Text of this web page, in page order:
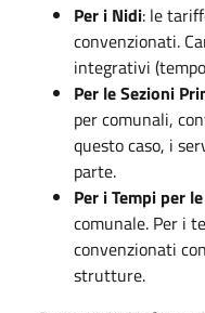
Per i Nidi: le
convenzionati.
integrativi
Per le Sezioni
per comunali,
questo caso, i
parte.
Per i Tempi per
comunale. Per i
convenzionati
strutture.